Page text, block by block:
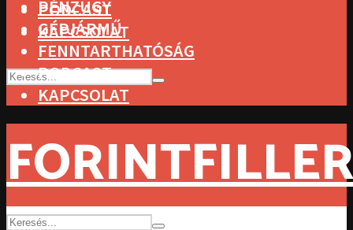
PODCAST
KAPCSOLAT
PÉNZÜGY
GÉPJÁRMŰ
FENNTARTHATÓSÁG
PODCAST
KAPCSOLAT